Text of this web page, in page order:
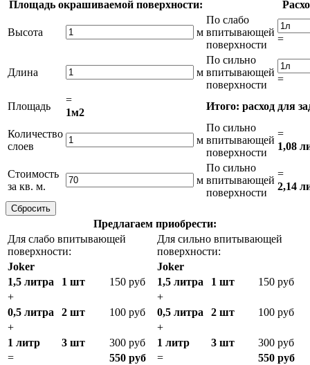
Площадь окрашиваемой поверхности:
Высота м
По слабо
впитывающей
поверхности
=
Длина м
По сильно
впитывающей
поверхности
=
Площадь
=
1м2
Итого: расход для
Количество
слоев
м
По сильно
впитывающей
поверхности
=
1,08
Стоимость
за кв. м.
м
По сильно
впитывающей
поверхности
=
2,14
Предлагаем приобрести:
Для слабо впитывающей
поверхности:
Для сильно впитывающей
поверхности:
Joker
Joker
1,5 литра
1 шт 150 руб 1,5 литра 1 шт
150 руб
+
+
0,5 литра
2 шт 100 руб 0,5 литра 2 шт
100 руб
+
+
1 литр
3 шт 300 руб 1 литр 3 шт
300 руб
=
550 руб =
550 руб